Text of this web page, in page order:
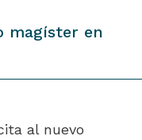
magíster en
al nuevo